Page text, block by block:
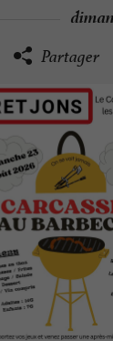
Partager